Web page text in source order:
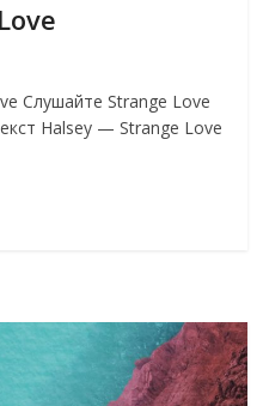
Слушайте Strange Love
Halsey — Strange Love